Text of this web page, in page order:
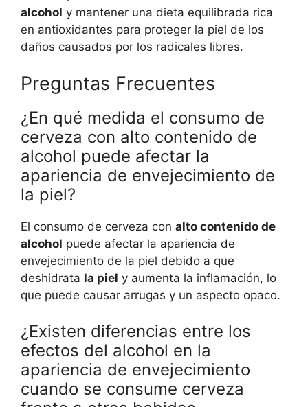
alcohol y mantener una dieta equilibrada rica
en antioxidantes para proteger la piel de los
daños causados por los radicales libres.
Preguntas Frecuentes
¿En qué medida el consumo de
cerveza con alto contenido de
alcohol puede afectar la
apariencia de envejecimiento de
la piel?
El consumo de cerveza con alto contenido de
alcohol puede afectar la apariencia de
envejecimiento de la piel debido a que
deshidrata la piel y aumenta la inflamación, lo
que puede causar arrugas y un aspecto opaco.
¿Existen diferencias entre los
efectos del alcohol en la
apariencia de envejecimiento
cuando se consume cerveza